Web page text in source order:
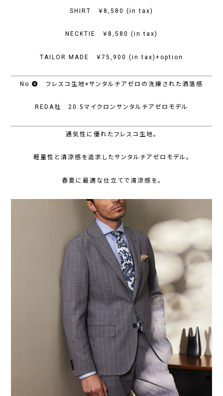
SHIRT ￥8,580 (in tax)
NECKTIE ￥8,580 (in tax)
TAILOR MADE ￥75,900 (in tax)+option
No.❹ フレスコ生地×サンタルチアゼロの洗練された洒落感
REDA社 20.5マイクロンサンタルチアゼロモデル
通気性に優れたフレスコ生地。
軽量性と清涼感を追求したサンタルチアゼロモデル。
春夏に最適な仕立てで清涼感を。